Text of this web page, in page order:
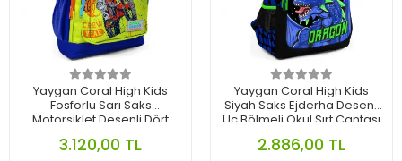
Yaygan Coral High Kids
Fosforlu Sarı Saks
Motorsiklet Desenli Dört
23742
3.120,00 TL
Yaygan Coral High Kids
Siyah Saks Ejderha Desenli
Üç Bölmeli Okul Sırt Çantası
2.886,00 TL